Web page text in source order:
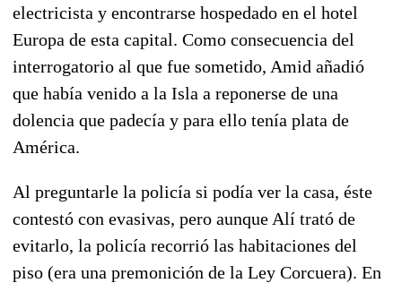
electricista y encontrarse hospedado en el hotel
Europa de esta capital. Como consecuencia del
interrogatorio al que fue sometido, Amid añadió
que había venido a la Isla a reponerse de una
dolencia que padecía y para ello tenía plata de
América.
Al preguntarle la policía si podía ver la casa, éste
contestó con evasivas, pero aunque Alí trató de
evitarlo, la policía recorrió las habitaciones del
piso (era una premonición de la Ley Corcuera). En